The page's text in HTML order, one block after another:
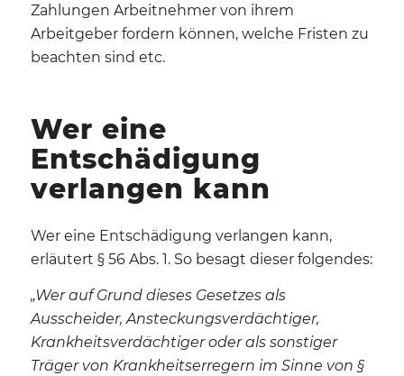
Zahlungen Arbeitnehmer von ihrem
Arbeitgeber fordern können, welche Fristen zu
beachten sind etc.
Wer eine
Entschädigung
verlangen kann
Wer eine Entschädigung verlangen kann,
erläutert § 56 Abs. 1. So besagt dieser folgendes:
„Wer auf Grund dieses Gesetzes als
Ausscheider, Ansteckungsverdächtiger,
Krankheitsverdächtiger oder als sonstiger
Träger von Krankheitserregern im Sinne von §